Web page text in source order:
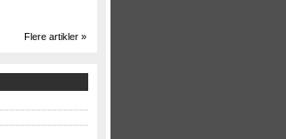
Flere artikler »